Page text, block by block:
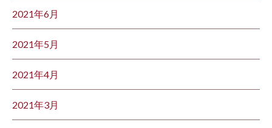
2021年6月
2021年5月
2021年4月
2021年3月